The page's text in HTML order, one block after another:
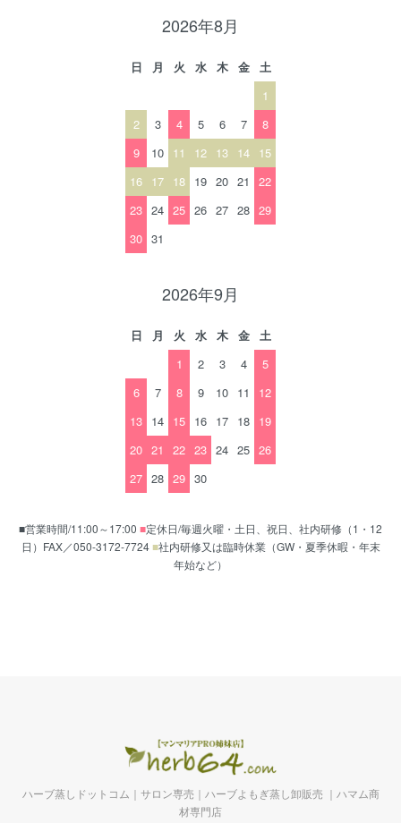
2026年8月
日 月 火 水 木 金
土
1
2
3 4 5 6 7
8
9
10 11 12 13 14 15
16 17 18 19 20 21
22
23 24 25 26 27 28 29
30 31
2026年9月
日 月 火 水 木 金
土
1
2 3 4
5
6
7 8 9 10 11
12
13 14 15 16 17 18 19
20 21 22 23 24 25 26
27 28 29 30
■営業時間/11:00～17:00 ■定休日/毎週火曜・土日、祝日、社内研修（1・12
日）FAX／050-3172-7724■社内研修又は臨時休業（GW・夏季休暇・年末
年始など）
ハーブ蒸しドットコム｜サロン専売｜ハーブよもぎ蒸し卸販売 ｜ハマム商
材専門店